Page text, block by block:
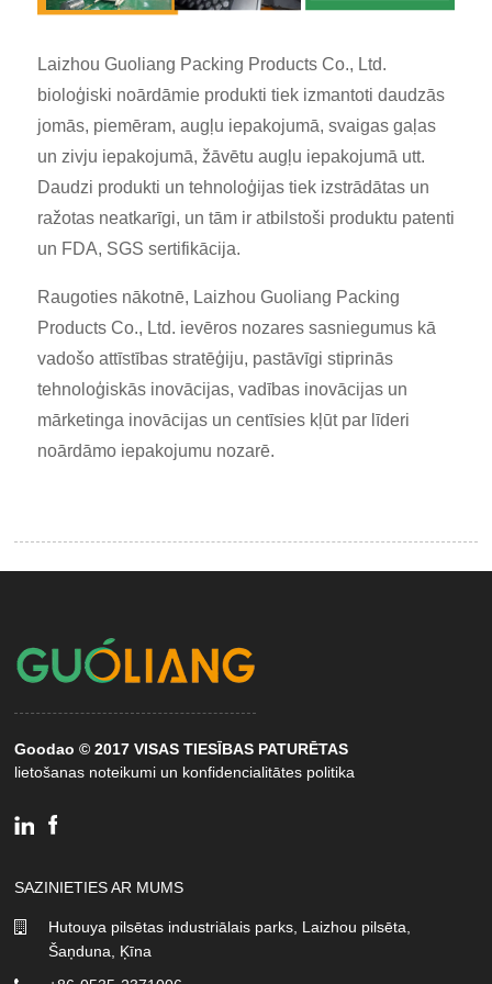
Laizhou Guoliang Packing Products Co., Ltd.
bioloģiski noārdāmie produkti tiek izmantoti daudzās
jomās, piemēram, augļu iepakojumā, svaigas gaļas
un zivju iepakojumā, žāvētu augļu iepakojumā utt.
Daudzi produkti un tehnoloģijas tiek izstrādātas un
ražotas neatkarīgi, un tām ir atbilstoši produktu patenti
un FDA, SGS sertifikācija.
Raugoties nākotnē, Laizhou Guoliang Packing
Products Co., Ltd. ievēros nozares sasniegumus kā
vadošo attīstības stratēģiju, pastāvīgi stiprinās
tehnoloģiskās inovācijas, vadības inovācijas un
mārketinga inovācijas un centīsies kļūt par līderi
noārdāmo iepakojumu nozarē.
Goodao © 2017 VISAS TIESĪBAS PATURĒTAS
lietošanas noteikumi un konfidencialitātes politika
SAZINIETIES AR MUMS
Hutouya pilsētas industriālais parks, Laizhou pilsēta,
Šaņduna, Ķīna